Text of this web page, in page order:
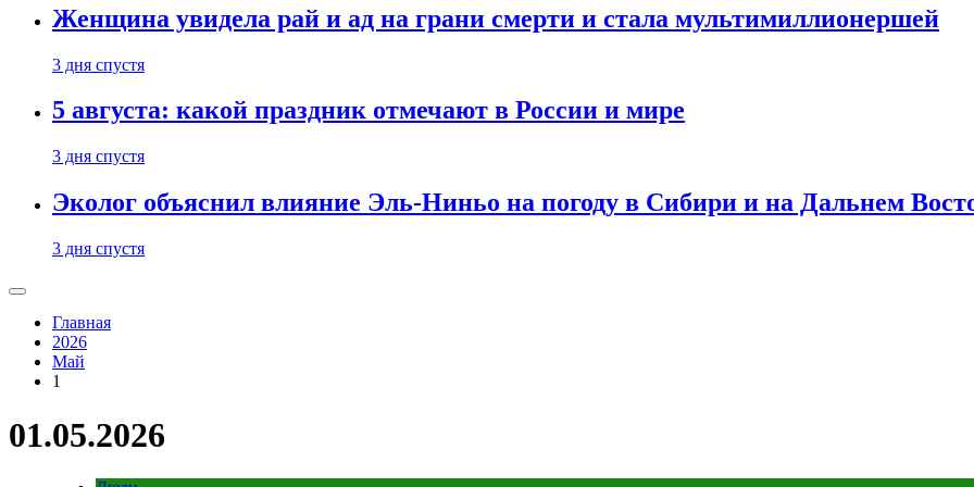
Женщина увидела рай и ад на грани смерти и стала мультимиллионершей
3 дня спустя
5 августа: какой праздник отмечают в России и мире
3 дня спустя
Эколог объяснил влияние Эль-Ниньо на погоду в Сибири и на Дальнем
3 дня спустя
Главная
2026
Май
1
01.05.2026